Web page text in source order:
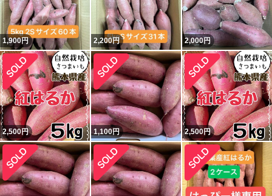
1,900円 2,200円 2,000円
2,500円 1,100円 2,500円